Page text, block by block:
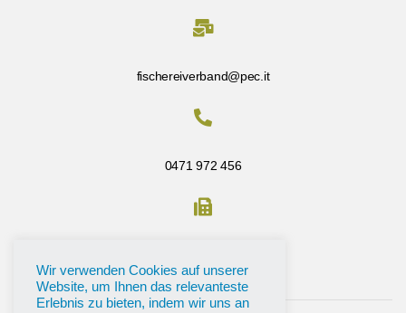
fischereiverband@pec.it
0471 972 456
Wir verwenden Cookies auf unserer
Website, um Ihnen das relevanteste
Erlebnis zu bieten, indem wir uns an